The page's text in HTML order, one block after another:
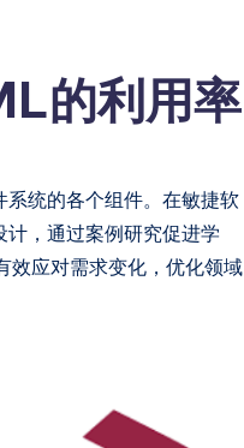
的利用率
统的各个组件。在敏捷软
，通过案例研究促进学
效应对需求变化，优化领域